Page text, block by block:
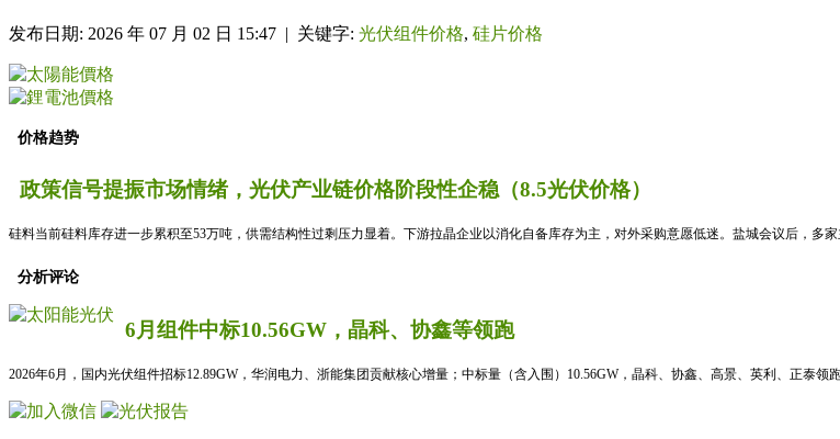
发布日期: 2026 年 07 月 02 日 15:47 | 关键字: 光伏组件价格, 硅片价格
价格趋势
政策信号提振市场情绪，光伏产业链价格阶段性企稳（8.5光伏价格）
硅料当前硅料库存进一步累积至53万吨，供需结构性过剩压力显着。下游拉晶企业以消化自备库存为主，对外采购意愿低迷。盐城会议后，多
分析评论
6月组件中标10.56GW，晶科、协鑫等领跑
2026年6月，国内光伏组件招标12.89GW，华润电力、浙能集团贡献核心增量；中标量（含入围）10.56GW，晶科、协鑫、高景、英利、正泰领